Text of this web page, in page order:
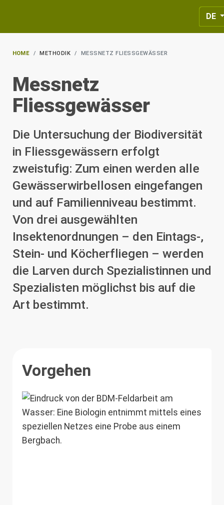
DE
HOME METHODIK MESSNETZ FLIESSGEWÄSSER
Messnetz
Fliessgewässer
Die Untersuchung der Biodiversität
in Fliessgewässern erfolgt
zweistufig: Zum einen werden alle
Gewässerwirbellosen eingefangen
und auf Familienniveau bestimmt.
Von drei ausgewählten
Insektenordnungen – den Eintags-,
Stein- und Köcherfliegen – werden
die Larven durch Spezialistinnen und
Spezialisten möglichst bis auf die
Art bestimmt.
Vorgehen